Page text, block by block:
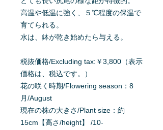
高温や低温に強く、５℃程度の保温で
育てられる。
水は、鉢が乾き始めたら与える。
税抜価格/Excluding tax:￥3,800（表示
価格は、税込です。）
花の咲く時期/Flowering season：8
月/August
現在の株の大きさ/Plant size：約
15cm【高さ/height】 /10-